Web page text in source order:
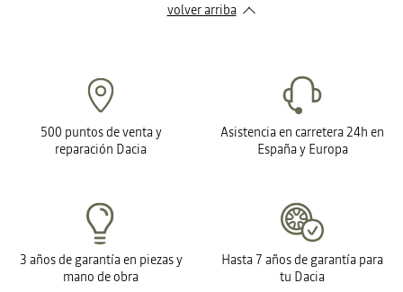
volver arriba
500 puntos de venta y
reparación Dacia
Asistencia en carretera 24h en
España y Europa
3 años de garantía en piezas y
mano de obra
Hasta 7 años de garantía para
tu Dacia